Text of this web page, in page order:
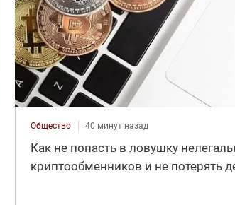
Общество 40 минут назад
Как не попасть в ловушку
криптообменников и не потерять